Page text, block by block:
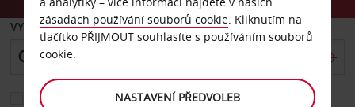
VYZVEDNOUT Z
Vyberte si jiné místo vrácení
zásadách používání souborů cookie. Kliknutím na
tlačítko PŘIJMOUT souhlasíte s používáním souborů
cookie.
NASTAVENÍ PŘEDVOLEB